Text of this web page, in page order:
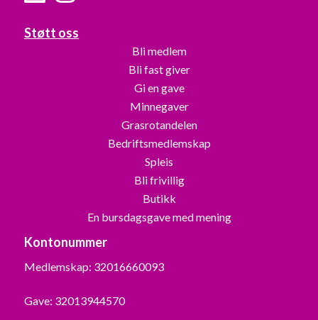
Støtt oss
Bli medlem
Bli fast giver
Gi en gave
Minnegaver
Grasrotandelen
Bedriftsmedlemskap
Spleis
Bli frivillig
Butikk
En bursdagsgave med mening
Kontonummer
Medlemskap: 32016660093
Gave: 32013944570